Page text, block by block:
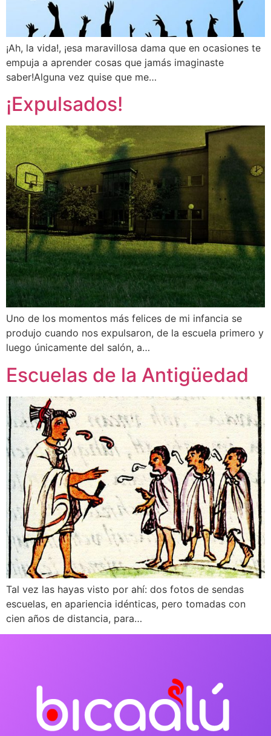
¡Ah, la vida!, ¡esa maravillosa dama que en ocasiones te
empuja a aprender cosas que jamás imaginaste
saber!Alguna vez quise que me…
¡Expulsados!
Uno de los momentos más felices de mi infancia se
produjo cuando nos expulsaron, de la escuela primero y
luego únicamente del salón, a…
Escuelas de la Antigüedad
Tal vez las hayas visto por ahí: dos fotos de sendas
escuelas, en apariencia idénticas, pero tomadas con
cien años de distancia, para…